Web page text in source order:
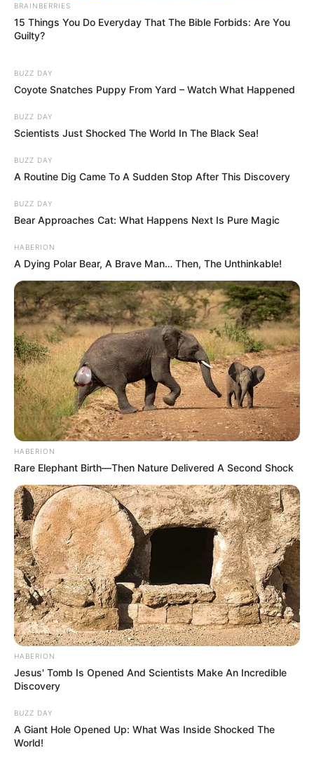
BRAINBERRIES
15 Things You Do Everyday That The Bible Forbids: Are You
Guilty?
BUZZ DAY
Coyote Snatches Puppy From Yard – Watch What Happened
BUZZ DAY
Scientists Just Shocked The World In The Black Sea!
BUZZ DAY
A Routine Dig Came To A Sudden Stop After This Discovery
BUZZ DAY
Bear Approaches Cat: What Happens Next Is Pure Magic
HABERION
A Dying Polar Bear, A Brave Man… Then, The Unthinkable!
HABERION
Rare Elephant Birth—Then Nature Delivered A Second Shock
HABERION
Jesus' Tomb Is Opened And Scientists Make An Incredible
Discovery
BUZZ DAY
A Giant Hole Opened Up: What Was Inside Shocked The
World!